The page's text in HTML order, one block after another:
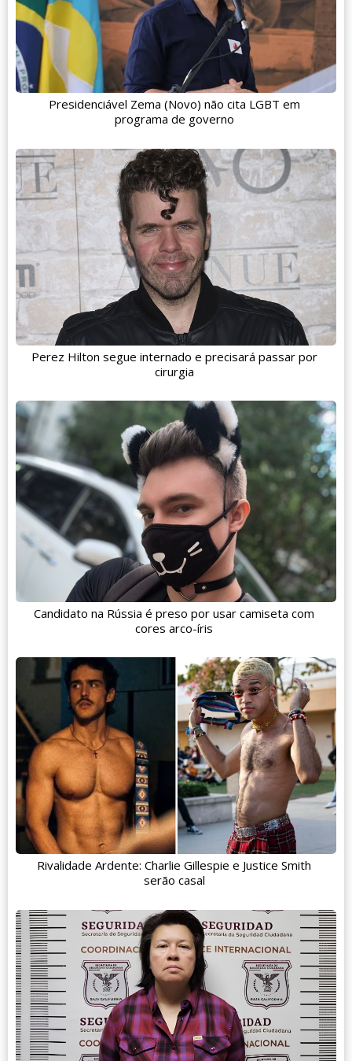
Presidenciável Zema (Novo) não cita LGBT em
programa de governo
Perez Hilton segue internado e precisará passar por
cirurgia
Candidato na Rússia é preso por usar camiseta com
cores arco-íris
Rivalidade Ardente: Charlie Gillespie e Justice Smith
serão casal